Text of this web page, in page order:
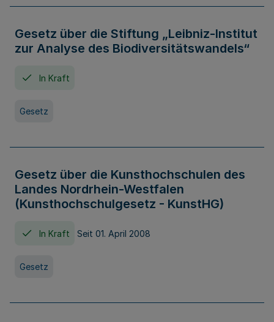
Gesetz über die Stiftung „Leibniz-Institut
zur Analyse des Biodiversitätswandels“
In Kraft
Gesetz
Gesetz über die Kunsthochschulen des
Landes Nordrhein-Westfalen
(Kunsthochschulgesetz - KunstHG)
In Kraft Seit 01. April 2008
Gesetz